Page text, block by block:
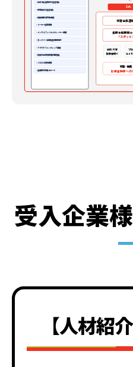
・中学/高校運動部の運営請負
・保護者会の運営請負
・医療機関/専門医連携
・メーカー協賛連携
・メンタル/フィジカルトレーナー連携
・エントリー/各種競技情報提供
・クラウドファンディング連携
・税金/社会保険制度説明講義
・ふるさと納税連携
・遠征時の旅費サポート
1st.
体育会系運
長期休暇期間
「スポット
高校/大学
指導者紹介
プ
2ndキ
就職・推薦
出身運動部への
受入企業
【人材紹